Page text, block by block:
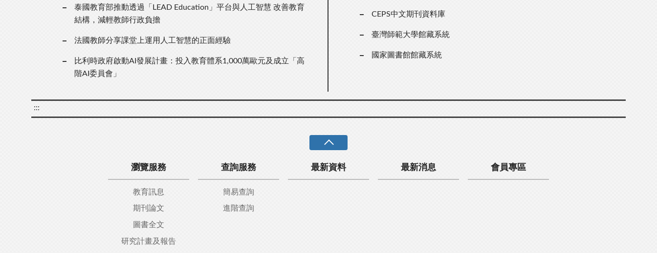
泰國教育部推動透過「LEAD Education」平台與人工智慧 改善教育
結構，減輕教師行政負擔
法國教師分享課堂上運用人工智慧的正面經驗
比利時政府啟動AI發展計畫：投入教育體系1,000萬歐元及成立「高
階AI委員會」
CEPS中文期刊資料庫
臺灣師範大學館藏系統
國家圖書館館藏系統
:::
瀏覽服務
教育訊息
期刊論文
圖書全文
研究計畫及報告
查詢服務
簡易查詢
進階查詢
最新資料 最新消息 會員專區